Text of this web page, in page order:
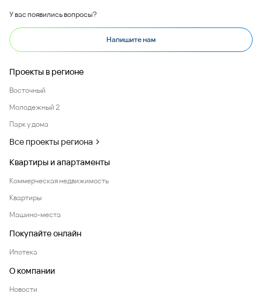
У вас появились вопросы?
Напишите нам
Проекты в регионе
Восточный
Молодежный 2
Парк у дома
Все проекты региона
Квартиры и апартаменты
Коммерческая недвижимость
Квартиры
Машино-места
Покупайте онлайн
Ипотека
О компании
Новости